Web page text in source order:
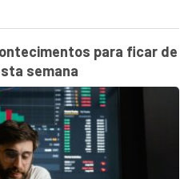
para ficar de
semana